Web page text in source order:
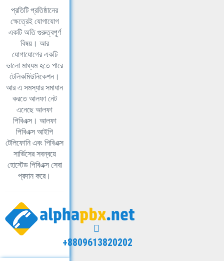
প্রতিটি প্রতিষ্ঠানের
ক্ষেত্রেই যোগাযোগ
একটি অতি গুরুত্বপূর্ণ
বিষয়। আর
যোগাযোগের একটি
ভালো মাধ্যম হতে পারে
টেলিকমিউনিকেশন।
আর এ সমস্যার সমাধান
করতে আলফা নেট
এনেছে আলফা
পিবিএক্স। আলফা
পিবিএক্স আইপি
টেলিফোনি এবং পিবিএক্স
সার্ভিসের সবন্বয়ে
হোস্টেড পিবিএক্স সেবা
প্রদান করে।
+8809613820202